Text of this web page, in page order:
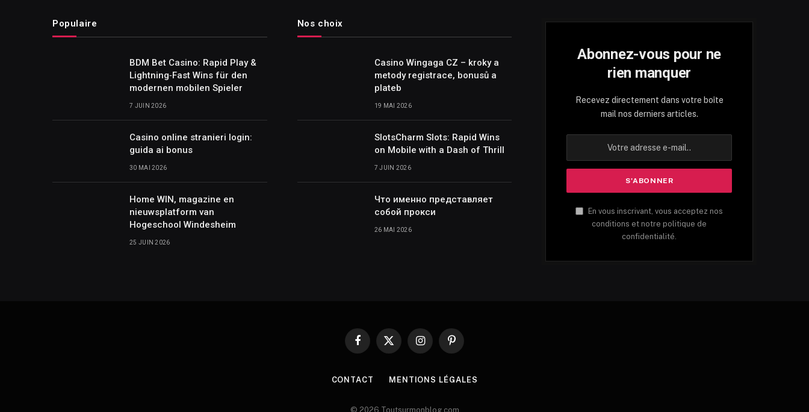
Populaire
BDM Bet Casino: Rapid Play &
Lightning‑Fast Wins für den
modernen mobilen Spieler
7 JUIN 2026
Casino online stranieri login:
guida ai bonus
30 MAI 2026
Home WIN, magazine en
nieuwsplatform van
Hogeschool Windesheim
25 JUIN 2026
Nos choix
Casino Wingaga CZ – kroky a
metody registrace, bonusů a
plateb
19 MAI 2026
SlotsCharm Slots: Rapid Wins
on Mobile with a Dash of Thrill
7 JUIN 2026
Что именно представляет
собой прокси
26 MAI 2026
Abonnez-vous pour ne
rien manquer
Recevez directement dans votre boîte
mail nos derniers articles.
En vous inscrivant, vous acceptez nos
conditions et notre politique de
confidentialité.
Facebook
X
InstagramPinterest
CONTACT MENTIONS LÉGALES
© 2026 Toutsurmonblog.com